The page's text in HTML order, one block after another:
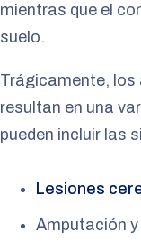
mientras que el
suelo.
Trágicamente, los
resultan en una
pueden incluir las
Lesiones
Amputación